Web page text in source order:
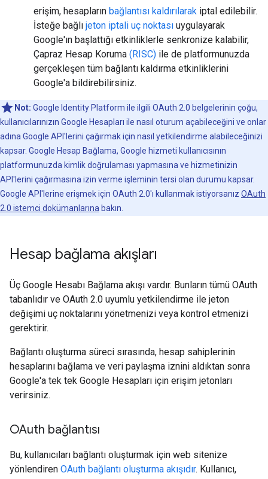
erişim, hesapların bağlantısı kaldırılarak iptal edilebilir.
İsteğe bağlı jeton iptali uç noktası uygulayarak
Google'ın başlattığı etkinliklerle senkronize kalabilir,
Çapraz Hesap Koruma (RISC) ile de platformunuzda
gerçekleşen tüm bağlantı kaldırma etkinliklerini
Google'a bildirebilirsiniz.
Not: Google Identity Platform ile ilgili OAuth 2.0 belgelerinin çoğu,
kullanıcılarınızın Google Hesapları ile nasıl oturum açabileceğini ve onlar
adına Google API'lerini çağırmak için nasıl yetkilendirme alabileceğinizi
kapsar. Google Hesap Bağlama, Google hizmeti kullanıcısının
platformunuzda kimlik doğrulaması yapmasına ve hizmetinizin
API'lerini çağırmasına izin verme işleminin tersi olan durumu kapsar.
Google API'lerine erişmek için OAuth 2.0'ı kullanmak istiyorsanız OAuth
2.0 istemci dokümanlarına bakın.
Hesap bağlama akışları
Üç Google Hesabı Bağlama akışı vardır. Bunların tümü OAuth
tabanlıdır ve OAuth 2.0 uyumlu yetkilendirme ile jeton
değişimi uç noktalarını yönetmenizi veya kontrol etmenizi
gerektirir.
Bağlantı oluşturma süreci sırasında, hesap sahiplerinin
hesaplarını bağlama ve veri paylaşma iznini aldıktan sonra
Google'a tek tek Google Hesapları için erişim jetonları
verirsiniz.
OAuth bağlantısı
Bu, kullanıcıları bağlantı oluşturmak için web sitenize
yönlendiren OAuth bağlantı oluşturma akışıdır. Kullanıcı,